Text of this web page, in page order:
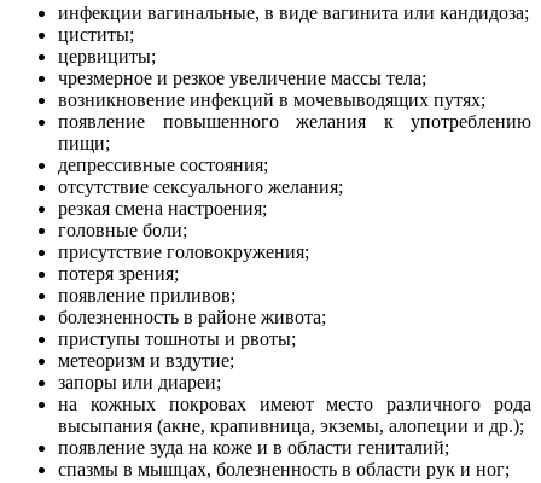
инфекции вагинальные, в виде вагинита или кандидоза;
циститы;
цервициты;
чрезмерное и резкое увеличение массы тела;
возникновение инфекций в мочевыводящих путях;
появление повышенного желания к употреблению
пищи;
депрессивные состояния;
отсутствие сексуального желания;
резкая смена настроения;
головные боли;
присутствие головокружения;
потеря зрения;
появление приливов;
болезненность в районе живота;
приступы тошноты и рвоты;
метеоризм и вздутие;
запоры или диареи;
на кожных покровах имеют место различного рода
высыпания (акне, крапивница, экземы, алопеции и др.);
появление зуда на коже и в области гениталий;
спазмы в мышцах, болезненность в области рук и ног;